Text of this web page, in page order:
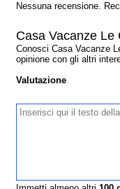
Nessuna recensione.
Casa Vacanze Le
Conosci Casa Vacanze
opinione con gli altri
Valutazione